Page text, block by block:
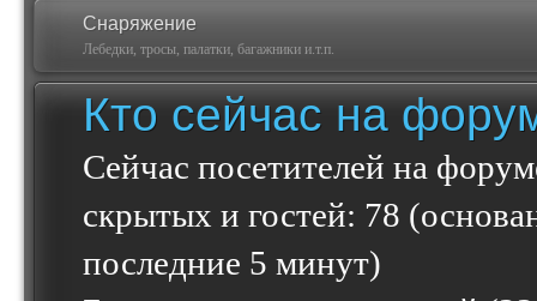
Снаряжение
Лебедки, тросы, палатки, багажники и.т.п.
Кто сейчас на
Сейчас посетителей на
скрытых и гостей: 78
последние 5 минут)